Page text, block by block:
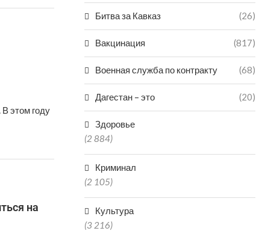
этом году
на
Битва за Кавказ (26)
Вакцинация (817)
Военная служба по контракту (68)
Дагестан – это (20)
Здоровье
(2 884)
Криминал
(2 105)
Культура
(3 216)